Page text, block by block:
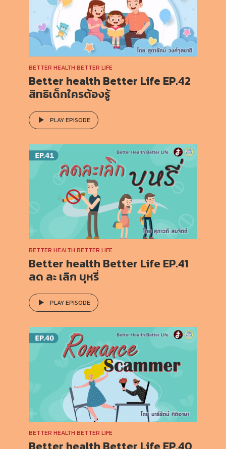
BETTER HEALTH BETTER LIFE
Better health Better Life EP.42
สิทธิเด็กใครต้องรู้
PLAY EPISODE
BETTER HEALTH BETTER LIFE
Better health Better Life EP.41
ลด ละ เลิก บุหรี่
PLAY EPISODE
BETTER HEALTH BETTER LIFE